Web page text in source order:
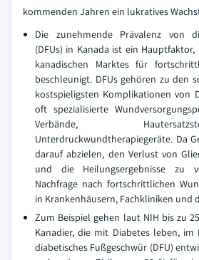
kommenden Jahren ein lukratives
Die zunehmende Prävalenz von
(DFUs) in Kanada ist ein
kanadischen Marktes für
beschleunigt. DFUs gehören zu den
kostspieligsten Komplikationen von
oft spezialisierte
Verbände,
Unterdruckwundtherapiegeräte. Da
darauf abzielen, den Verlust von
und die Heilungsergebnisse zu
Nachfrage nach fortschrittlichen
in Krankenhäusern, Fachkliniken und
Zum Beispiel gehen laut NIH bis zu
Kanadier, die mit Diabetes leben, im
diabetisches Fußgeschwür (DFU)